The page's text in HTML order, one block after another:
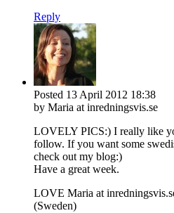
Reply
Posted 13 April 2012 18:38
by Maria at inredningsvis.se
LOVELY PICS:) I really like
follow. If you want some
check out my blog:)
Have a great week.
LOVE Maria at
(Sweden)